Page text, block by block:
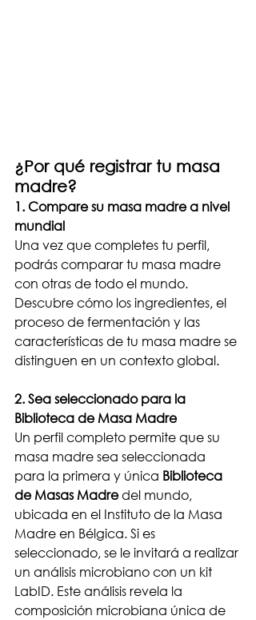
¿Por qué registrar tu masa
madre?
1. Compare su masa madre a nivel
mundial
Una vez que completes tu perfil,
podrás comparar tu masa madre
con otras de todo el mundo.
Descubre cómo los ingredientes, el
proceso de fermentación y las
características de tu masa madre se
distinguen en un contexto global.
2. Sea seleccionado para la
Biblioteca de Masa Madre
Un perfil completo permite que su
masa madre sea seleccionada
para la primera y única Biblioteca
de Masas Madre del mundo,
ubicada en el Instituto de la Masa
Madre en Bélgica. Si es
seleccionado, se le invitará a realizar
un análisis microbiano con un kit
LabID. Este análisis revela la
composición microbiana única de